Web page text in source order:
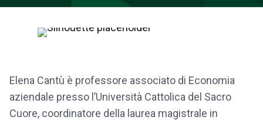
Elena Cantù è professore associato di Economia
aziendale presso l’Università Cattolica del Sacro
Cuore, coordinatore della laurea magistrale in